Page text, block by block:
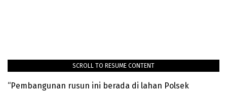
SCROLL TO RESUME CONTENT
“Pembangunan rusun ini berada di lahan Polsek